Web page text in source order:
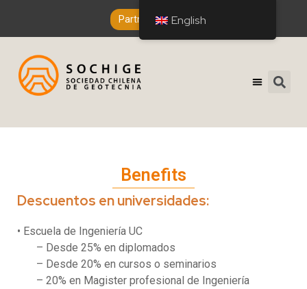
Partner Entry
Benefits
Descuentos en universidades:
• Escuela de Ingeniería UC
– Desde 25% en diplomados
– Desde 20% en cursos o seminarios
– 20% en Magister profesional de Ingeniería
English